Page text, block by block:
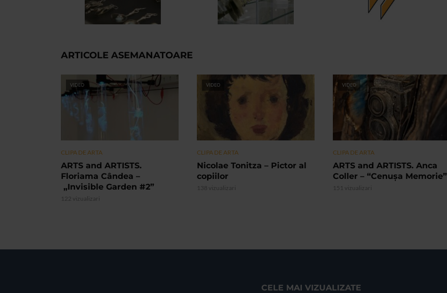
ARTICOLE ASEMANATOARE
VIDEO
CLIPA DE ARTA
ARTS and ARTISTS.
Floriama Cândea –
„Invisible Garden #2”
122 vizualizari
VIDEO
CLIPA DE ARTA
Nicolae Tonitza – Pictor al
copiilor
138 vizualizari
VIDEO
CLIPA DE ARTA
ARTS and ARTISTS. Anca
Coller – “Cenușa Memorie”
151 vizualizari
CELE MAI VIZUALIZATE